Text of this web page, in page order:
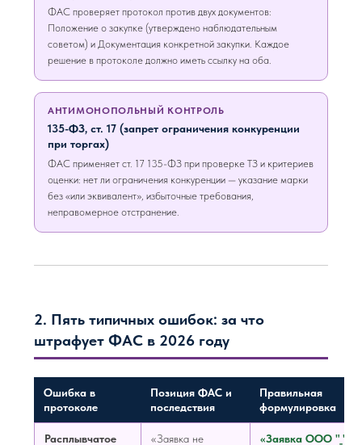
ФАС проверяет протокол против двух документов:
Положение о закупке (утверждено наблюдательным
советом) и Документация конкретной закупки. Каждое
решение в протоколе должно иметь ссылку на оба.
АНТИМОНОПОЛЬНЫЙ КОНТРОЛЬ
135-ФЗ, ст. 17 (запрет ограничения конкуренции
при торгах)
ФАС применяет ст. 17 135-ФЗ при проверке ТЗ и критериев
оценки: нет ли ограничения конкуренции — указание марки
без «или эквивалент», избыточные требования,
неправомерное отстранение.
2. Пять типичных ошибок: за что
штрафует ФАС в 2026 году
Ошибка в
протоколе
Позиция ФАС и
последствия
Правильная
формулировка
Расплывчатое «Заявка не «Заявка ООО "_"